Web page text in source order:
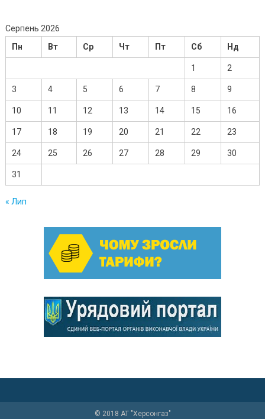
Серпень 2026
Пн
Вт Ср Чт Пт Сб Нд
1 2
3 4 5 6 7 8 9
10 11 12 13 14 15 16
17 18 19 20 21 22 23
24 25 26 27 28 29 30
31
« Лип
© 2018 АТ "Херсонгаз"